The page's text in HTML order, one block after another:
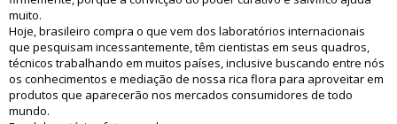
muito.
Hoje, brasileiro compra o que vem dos laboratórios internacionais
que pesquisam incessantemente, têm cientistas em seus quadros,
técnicos trabalhando em muitos países, inclusive buscando entre nós
os conhecimentos e mediação de nossa rica flora para aproveitar em
produtos que aparecerão nos mercados consumidores de todo
mundo.